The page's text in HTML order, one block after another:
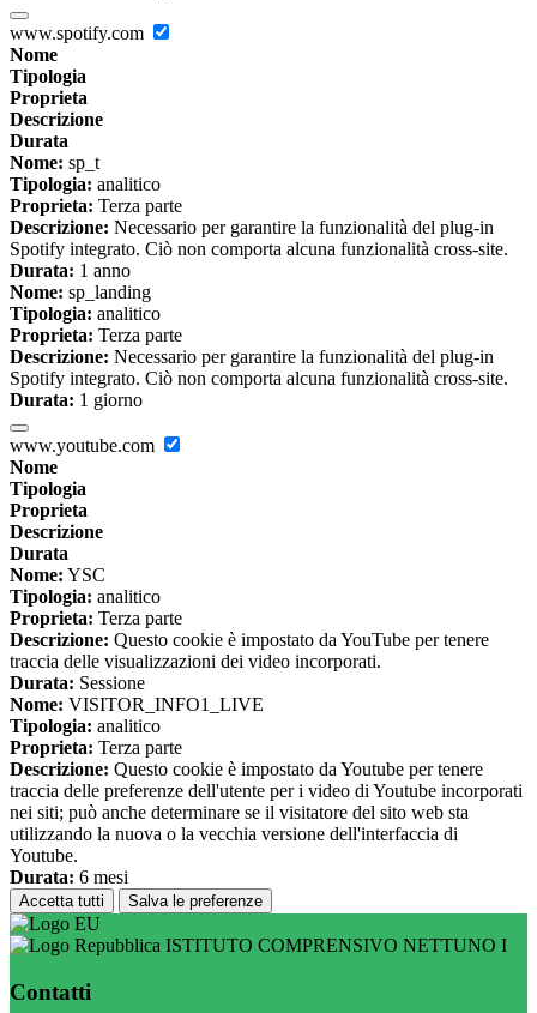
www.spotify.com
Nome
Tipologia
Proprieta
Descrizione
Durata
Nome: sp_t
Tipologia: analitico
Proprieta: Terza parte
Descrizione: Necessario per garantire la funzionalità del plug-in
Spotify integrato. Ciò non comporta alcuna funzionalità cross-site.
Durata: 1 anno
Nome: sp_landing
Tipologia: analitico
Proprieta: Terza parte
Descrizione: Necessario per garantire la funzionalità del plug-in
Spotify integrato. Ciò non comporta alcuna funzionalità cross-site.
Durata: 1 giorno
www.youtube.com
Nome
Tipologia
Proprieta
Descrizione
Durata
Nome: YSC
Tipologia: analitico
Proprieta: Terza parte
Descrizione: Questo cookie è impostato da YouTube per tenere
traccia delle visualizzazioni dei video incorporati.
Durata: Sessione
Nome: VISITOR_INFO1_LIVE
Tipologia: analitico
Proprieta: Terza parte
Descrizione: Questo cookie è impostato da Youtube per tenere
traccia delle preferenze dell'utente per i video di Youtube incorporati
nei siti; può anche determinare se il visitatore del sito web sta
utilizzando la nuova o la vecchia versione dell'interfaccia di
Youtube.
Durata: 6 mesi
Accetta tutti Salva le preferenze
ISTITUTO COMPRENSIVO NETTUNO I
Contatti